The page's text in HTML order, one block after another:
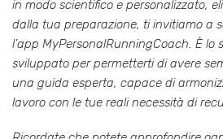
in modo scientifico e personalizzato,
dalla tua preparazione, ti invitiamo a
l’app MyPersonalRunningCoach. È
sviluppato per permetterti di avere
una guida esperta, capace di
lavoro con le tue reali necessità di